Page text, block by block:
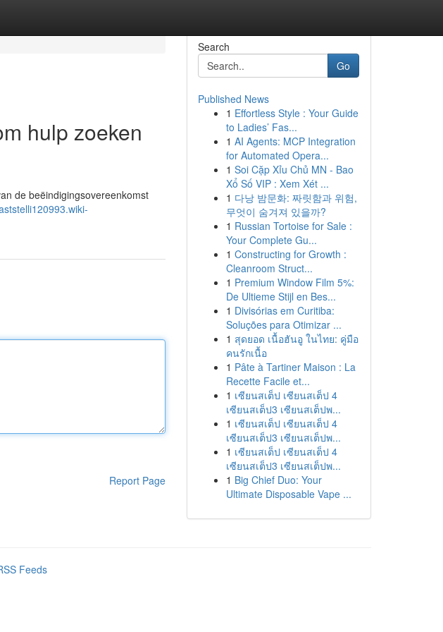
hulp zoeken
de beëindigingsovereenkomst
Report Page
Search
Go
Published News
1 Effortless Style : Your Guide
to Ladies’ Fas...
1 AI Agents: MCP Integration
for Automated Opera...
1 Soi Cặp Xỉu Chủ MN - Bao
Xổ Số VIP : Xem Xét ...
1 다낭 밤문화: 짜릿함과 위험,
무엇이 숨겨져 있을까?
1 Russian Tortoise for Sale :
Your Complete Gu...
1 Constructing for Growth :
Cleanroom Struct...
1 Premium Window Film 5%:
De Ultieme Stijl en Bes...
1 Divisórias em Curitiba:
Soluções para Otimizar ...
1 สุดยอด เนื้อฮันอู ในไทย: คู่มือ
คนรักเนื้อ
1 Pâte à Tartiner Maison : La
Recette Facile et...
1 เซียนสเต็ป เซียนสเต็ป 4
เซียนสเต็ป3 เซียนสเต็ปพ...
1 เซียนสเต็ป เซียนสเต็ป 4
เซียนสเต็ป3 เซียนสเต็ปพ...
1 เซียนสเต็ป เซียนสเต็ป 4
เซียนสเต็ป3 เซียนสเต็ปพ...
1 Big Chief Duo: Your
Ultimate Disposable Vape ...
Feeds